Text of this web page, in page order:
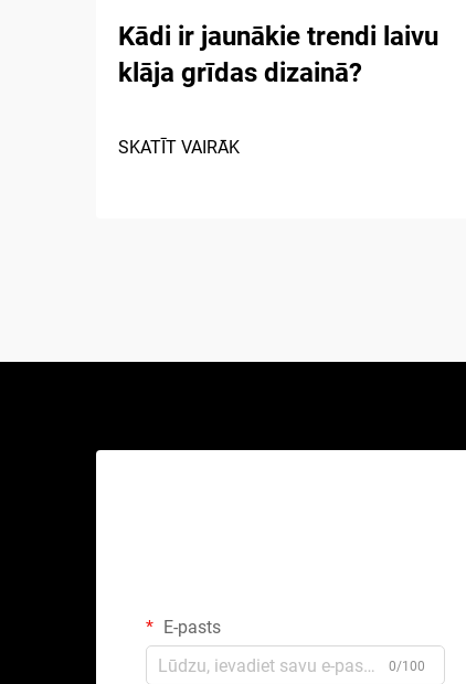
Kādi ir jaunākie trendi laivu
klāja grīdas dizainā?
SKATĪT VAIRĀK
E-pasts
0/100